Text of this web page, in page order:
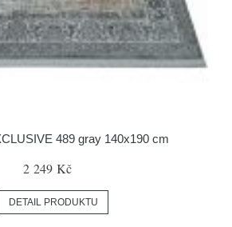
489 gray 140x190 cm
2 249 Kč
DETAIL PRODUKTU